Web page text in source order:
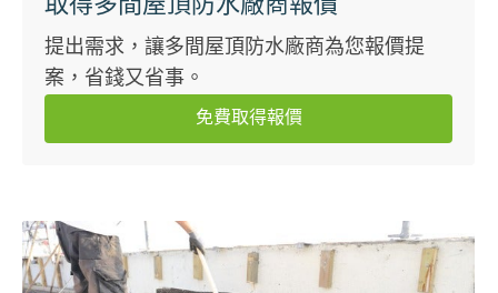
提出需求，讓多間屋頂防水廠商為您報價提
案，省錢又省事。
免費取得報價